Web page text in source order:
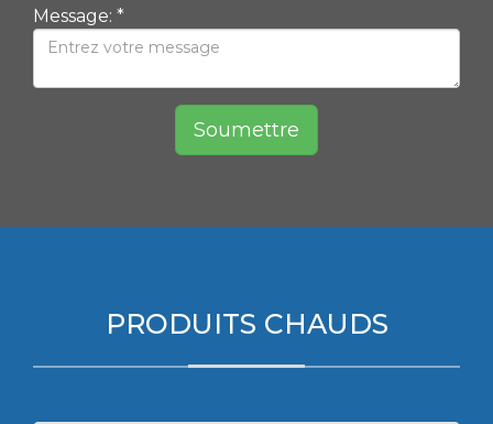
Message: *
Soumettre
PRODUITS CHAUDS